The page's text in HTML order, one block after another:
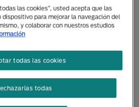
puede estar triste y
darte cuenta de ello porque
y sueño cambian. Lo ves
jugar contigo y es lógico que
y por supuesto que a
quiere ver a una mascota
las cookies”, usted acepta que las
dispositivo para mejorar la navegación del
y colaborar con nuestros estudios
todas
todas las cookies